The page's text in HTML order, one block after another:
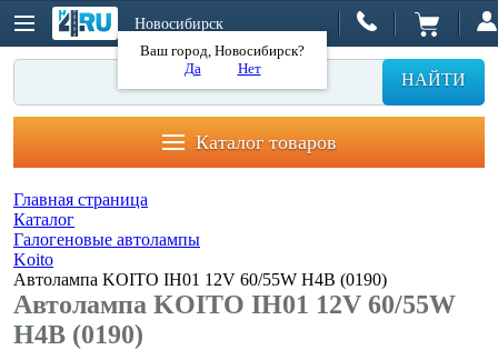
Новосибирск
Ваш город, Новосибирск?
Да
Нет
НАЙТИ
Каталог товаров
Главная страница
Каталог
Галогеновые автолампы
Koito
Автолампа KOITO IH01 12V 60/55W H4B (0190)
Автолампа KOITO IH01 12V 60/55W
H4B (0190)